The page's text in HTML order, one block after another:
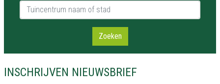
Tuincentrum naam of stad
Zoeken
INSCHRIJVEN NIEUWSBRIEF